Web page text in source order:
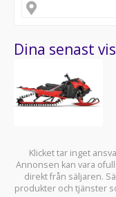
Dina senast
Klicket tar inget
Annonsen kan vara
direkt från säljaren.
produkter och tjänster